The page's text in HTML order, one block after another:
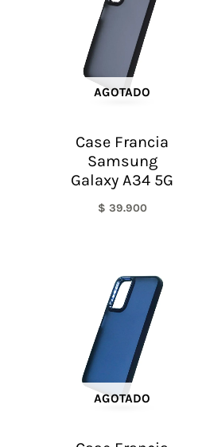
AGOTADO
Case Francia
Samsung
Galaxy A34 5G
$ 39.900
AGOTADO